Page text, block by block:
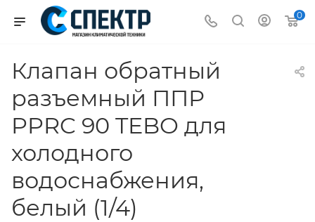
0
Клапан обратный
разъемный ППР
PPRC 90 TEBO для
холодного
водоснабжения,
белый (1/4)